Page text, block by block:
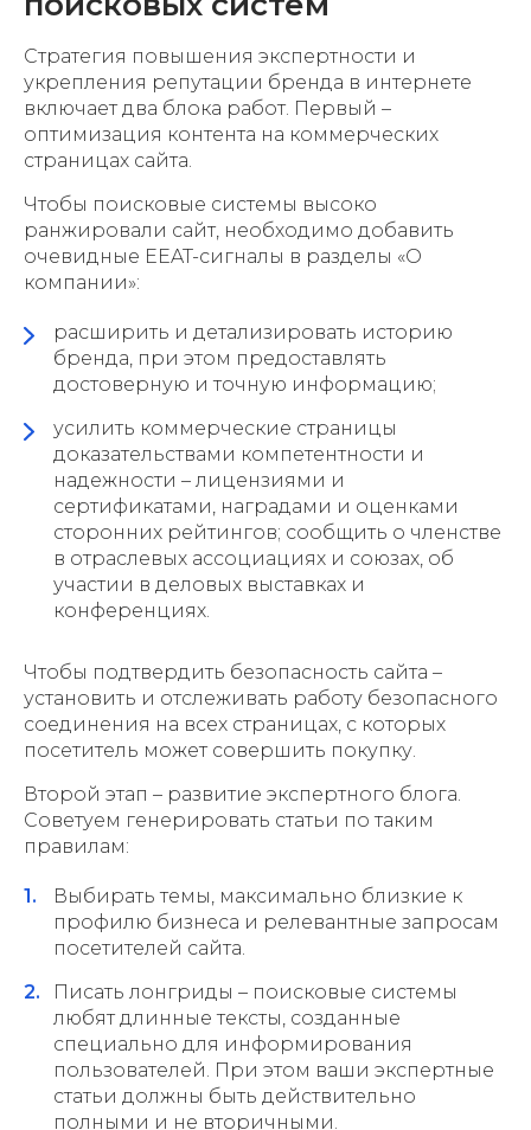
Стратегия повышения экспертности и
укрепления репутации бренда в интернете
включает два блока работ. Первый –
оптимизация контента на коммерческих
страницах сайта.
Чтобы поисковые системы высоко
ранжировали сайт, необходимо добавить
очевидные EEAT-сигналы в разделы «О
компании»:
расширить и детализировать историю
бренда, при этом предоставлять
достоверную и точную информацию;
усилить коммерческие страницы
доказательствами компетентности и
надежности – лицензиями и
сертификатами, наградами и оценками
сторонних рейтингов; сообщить о членстве
в отраслевых ассоциациях и союзах, об
участии в деловых выставках и
конференциях.
Чтобы подтвердить безопасность сайта –
установить и отслеживать работу безопасного
соединения на всех страницах, с которых
посетитель может совершить покупку.
Второй этап – развитие экспертного блога.
Советуем генерировать статьи по таким
правилам:
Выбирать темы, максимально близкие к
профилю бизнеса и релевантные запросам
посетителей сайта.
Писать лонгриды – поисковые системы
любят длинные тексты, созданные
специально для информирования
пользователей. При этом ваши экспертные
статьи должны быть действительно
полными и не вторичными.